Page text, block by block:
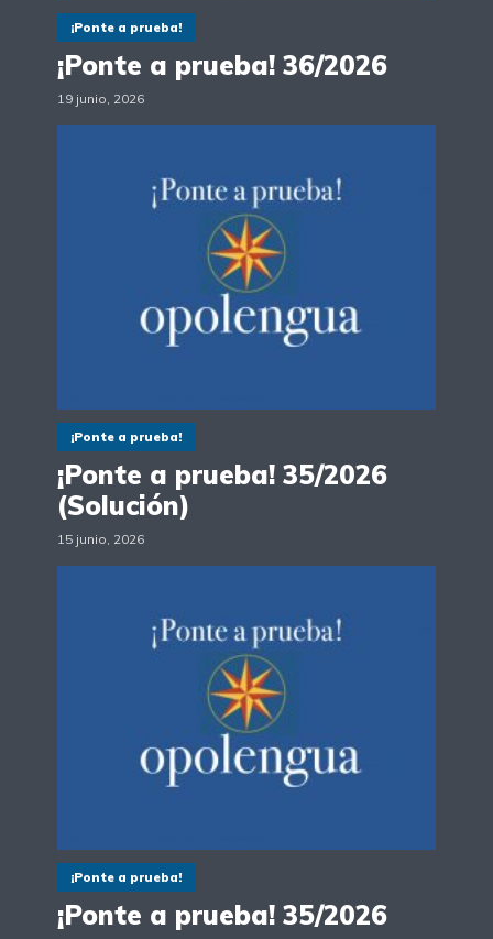
¡Ponte a prueba!
¡Ponte a prueba! 36/2026
19 junio, 2026
¡Ponte a prueba!
¡Ponte a prueba! 35/2026
(Solución)
15 junio, 2026
¡Ponte a prueba!
¡Ponte a prueba! 35/2026